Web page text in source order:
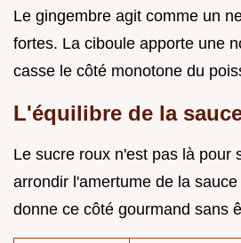
Le gingembre agit comme un
fortes. La ciboule apporte une
casse le côté monotone du
L'équilibre de la
Le sucre roux n'est pas là pour
arrondir l'amertume de la
donne ce côté gourmand sans